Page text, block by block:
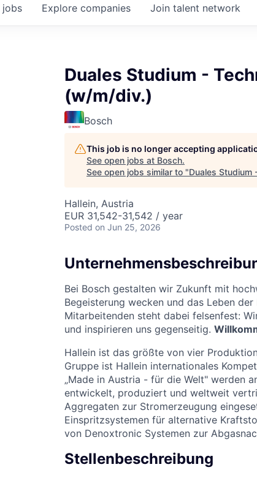
jobs Explore companies Join talent network
Duales Studium -
(w/m/div.)
Bosch
This job is no longer accepting
See open jobs at Bosch.
See open jobs similar to "Duales Studium
Hallein, Austria
EUR 31,542-31,542 / year
Posted on Jun 25, 2026
Bei Bosch gestalten wir Zukunft mit
Begeisterung wecken und das Leben
Mitarbeitenden steht dabei felsenfest:
und inspirieren uns gegenseitig.
Hallein ist das größte von vier
Gruppe ist Hallein internationales
„Made in Austria - für die Welt" werden
entwickelt, produziert und weltweit
Aggregaten zur Stromerzeugung
Einspritzsystemen für alternative
von Denoxtronic Systemen zur
Stellenbeschreibung